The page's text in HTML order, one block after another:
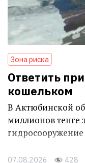
Зона риска
Ответить
кошельком
В Актюбинской
миллионов тенге
гидросооружение
07.08.2026 428